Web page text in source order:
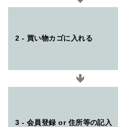
2 - 買い物カゴに入れる
3 - 会員登録 or 住所等の記入